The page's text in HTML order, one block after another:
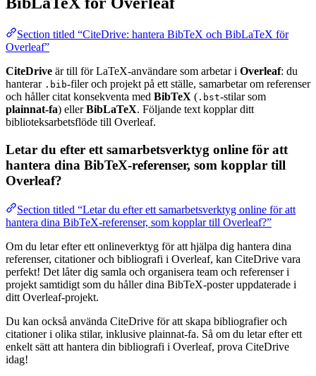
Section titled “CiteDrive: hantera BibTeX och BibLaTeX för
Overleaf”
CiteDrive är till för LaTeX-användare som arbetar i Overleaf: du
hanterar .bib-filer och projekt på ett ställe, samarbetar om referenser
och håller citat konsekventa med BibTeX ( .bst-stilar som
plainnat-fa) ellerBibLaTeX. Följande text kopplar ditt
biblioteksarbetsflöde till Overleaf.
Letar du efter ett samarbetsverktyg online för att
hantera dina BibTeX-referenser, som kopplar till
Overleaf?
Section titled “Letar du efter ett samarbetsverktyg online för att
hantera dina BibTeX-referenser, som kopplar till Overleaf?”
Om du letar efter ett onlineverktyg för att hjälpa dig hantera dina
referenser, citationer och bibliografi i Overleaf, kan CiteDrive vara
perfekt! Det låter dig samla och organisera team och referenser i
projekt samtidigt som du håller dina BibTeX-poster uppdaterade i
ditt Overleaf-projekt.
Du kan också använda CiteDrive för att skapa bibliografier och
citationer i olika stilar, inklusive plainnat-fa. Så om du letar efter ett
enkelt sätt att hantera din bibliografi i Overleaf, prova CiteDrive
idag!